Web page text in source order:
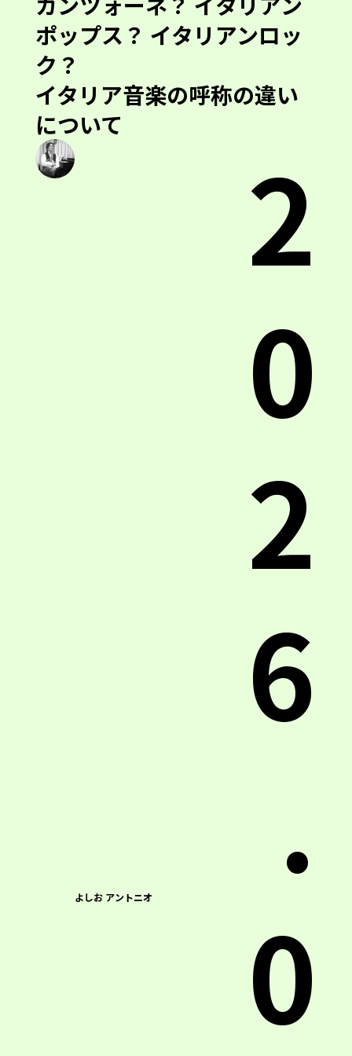
ポップス？ イタリアンロッ
ク？
イタリア音楽の呼称の違い
について
よしお アントニオ
2
0
2
6
.
0